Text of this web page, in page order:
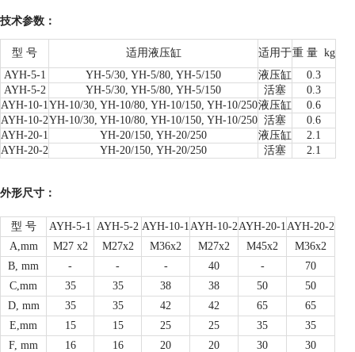
技术参数：
型 号 适用液压缸 适用于重 量 kg
AYH-5-1
YH-5/30, YH-5/80, YH-5/150 液压缸
0.3
AYH-5-2
YH-5/30, YH-5/80, YH-5/150 活塞
0.3
AYH-10-1YH-10/30, YH-10/80, YH-10/150, YH-10/250液压缸
0.6
AYH-10-2YH-10/30, YH-10/80, YH-10/150, YH-10/250 活塞
0.6
AYH-20-1
YH-20/150, YH-20/250 液压缸
2.1
AYH-20-2
YH-20/150, YH-20/250 活塞 2.1
外形尺寸：
型 号 AYH-5-1 AYH-5-2 AYH-10-1AYH-10-2AYH-20-1AYH-20-2
A,mm
M27 x2 M27x2 M36x2 M27x2 M45x2
M36x2
B, mm
- - - 40 -
70
C,mm
35 35 38 38 50
50
D, mm
35 35 42 42 65
65
E,mm
15 15 25 25 35
35
F, mm
16 16 20 20 30
30